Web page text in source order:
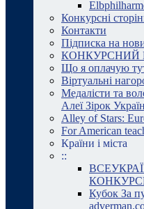
Конкурсні
Контакти
Підписка на
КОНКУРСНИЙ
Що я оплачую
Віртуальні
Медалісти та
Алеї Зірок
Alley of Stars:
For American
Країни і міста
::
Кубок За